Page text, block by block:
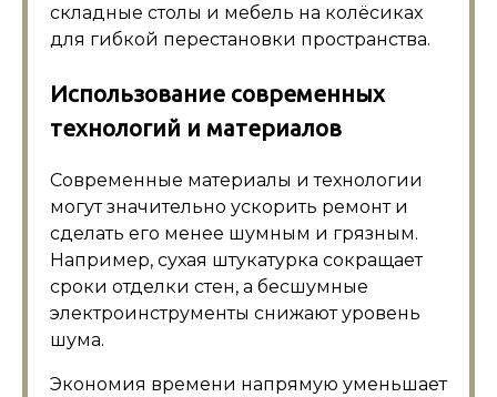
складные столы и мебель на колёсиках
для гибкой перестановки пространства.
Использование современных
технологий и материалов
Современные материалы и технологии
могут значительно ускорить ремонт и
сделать его менее шумным и грязным.
Например, сухая штукатурка сокращает
сроки отделки стен, а бесшумные
электроинструменты снижают уровень
шума.
Экономия времени напрямую уменьшает